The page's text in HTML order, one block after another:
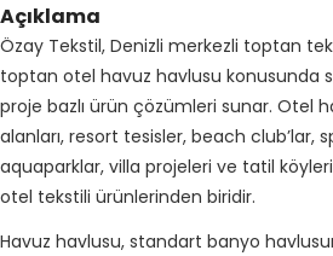
Açıklama
Özay Tekstil, Denizli merkezli toptan
toptan otel havuz havlusu konusunda
proje bazlı ürün çözümleri sunar. Otel
alanları, resort tesisler, beach club’lar,
aquaparklar, villa projeleri ve tatil
otel tekstili ürünlerinden biridir.
Havuz havlusu, standart banyo